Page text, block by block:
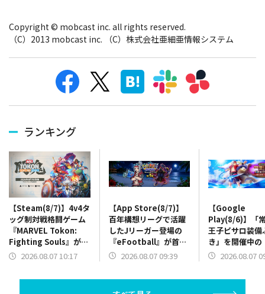
Copyright © mobcast inc. all rights reserved.
（C）2013 mobcast inc. （C）株式会社亜細亜情報システム
ランキング
【Steam(8/7)】4v4タ
ッグ制対戦格闘ゲーム
『MARVEL Tokon:
Fighting Souls』が2
位浮上 砲撃シミュレ
2026.08.07 10:17
【App Store(8/7)】
百年構想リーグで活躍
したJリーガー登場の
『eFootball』が首
位 「常夏の魔王子ピ
2026.08.07 09:39
【Google
Play(8/6)】「
王子ピサロ装備
き」を開催中の
ォーク』が18
2026.08.07